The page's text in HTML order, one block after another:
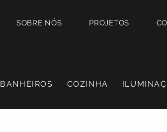
SOBRE NÓS PROJETOS
BANHEIROS COZINHA